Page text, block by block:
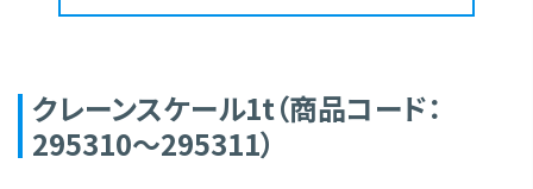
クレーンスケール1t（商品コード：
295310～295311）